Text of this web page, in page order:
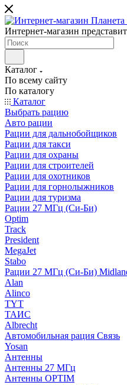
Интернет-магазин
Каталог
По всему сайту
По каталогу
Каталог
Выбрать рацию
Авто рации
Рации для дальнобойщиков
Рации для такси
Рации для охраны
Рации для строителей
Рации для охотников
Рации для горнолыжников
Рации для туризма
Рации 27 МГц (Си-Би)
Optim
Track
President
MegaJet
Stabo
Рации 27 МГц (Си-Би)
Alan
Alinco
TYT
ТАИС
Albrecht
Автомобильная рация Связь
Yosan
Антенны
Антенны 27 МГц
Антенны OPTIM